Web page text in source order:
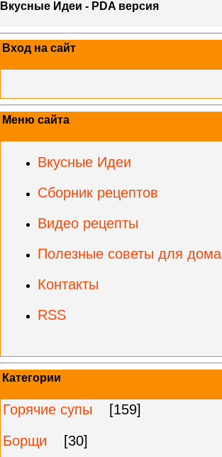
Вкусные Идеи - PDA версия
Вход на сайт
Меню сайта
Вкусные Идеи
Сборник рецептов
Видео рецепты
Полезные советы для дома
Контакты
RSS
Категории
Горячие супы
[159]
Борщи
[30]